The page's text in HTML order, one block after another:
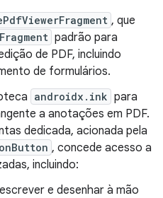
, que
padrão para
de PDF, incluindo
de formulários.
androidx.ink para
a anotações em PDF.
dedicada, acionada pela
, concede acesso a
incluindo:
e desenhar à mão